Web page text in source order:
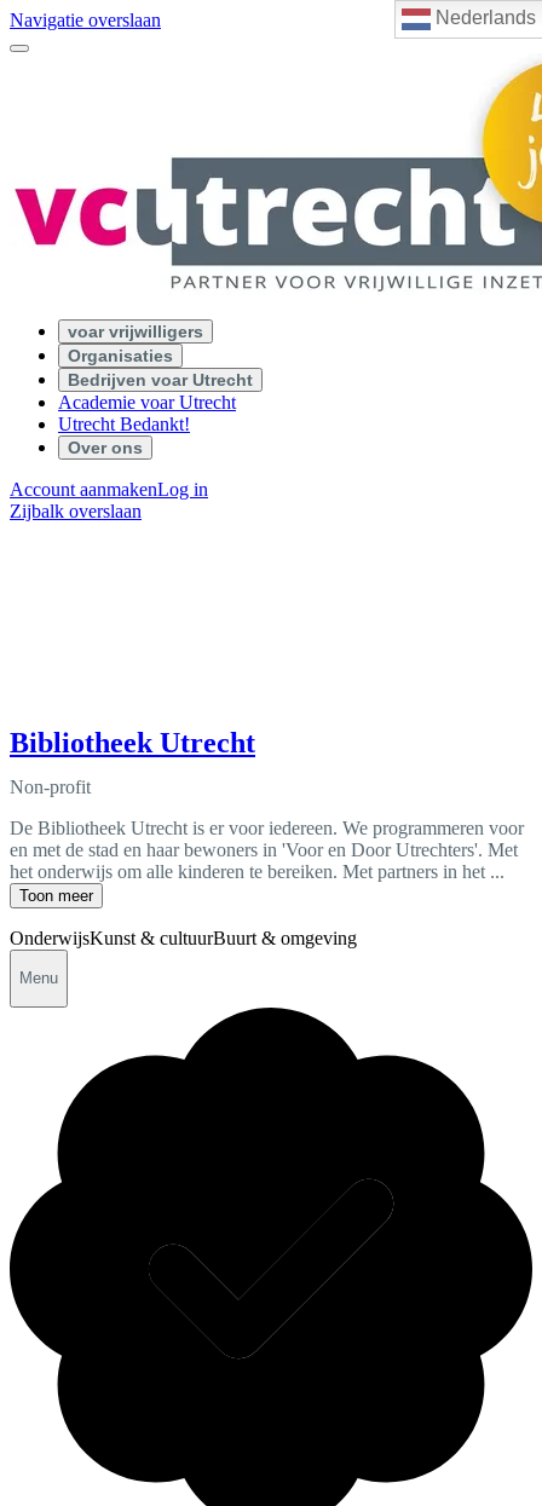
Nederlands
Navigatie overslaan
voar vrijwilligers
Organisaties
Bedrijven voar Utrecht
Academie voar Utrecht
Utrecht Bedankt!
Over ons
Account aanmakenLog in
Zijbalk overslaan
Bibliotheek Utrecht
Non-profit
De Bibliotheek Utrecht is er voor iedereen. We programmeren voor
en met de stad en haar bewoners in 'Voor en Door Utrechters'. Met
het onderwijs om alle kinderen te bereiken. Met partners in het ...
Toon meer
OnderwijsKunst & cultuurBuurt & omgeving
Menu